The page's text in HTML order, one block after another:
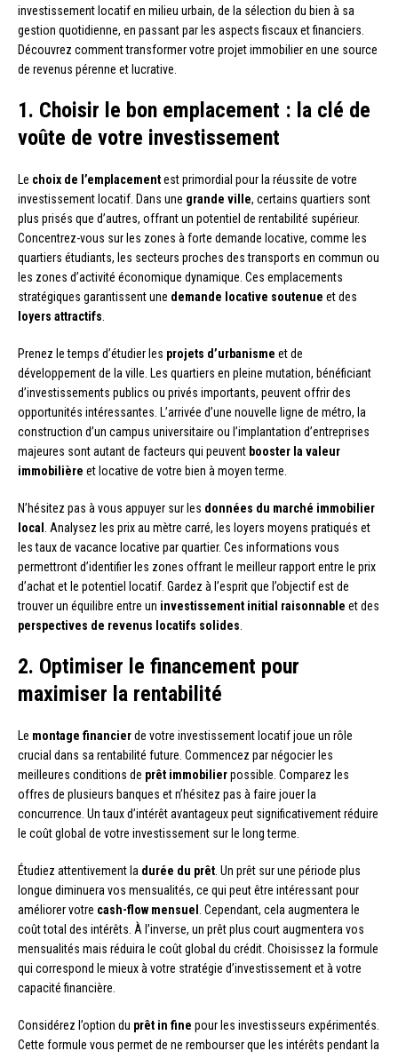
investissement locatif en milieu urbain, de la sélection du bien à sa
gestion quotidienne, en passant par les aspects fiscaux et financiers.
Découvrez comment transformer votre projet immobilier en une source
de revenus pérenne et lucrative.
1. Choisir le bon emplacement : la clé de
voûte de votre investissement
Le choix de l’emplacementest primordial pour la réussite de votre
investissement locatif. Dans une grande ville, certains quartiers sont
plus prisés que d’autres, offrant un potentiel de rentabilité supérieur.
Concentrez-vous sur les zones à forte demande locative, comme les
quartiers étudiants, les secteurs proches des transports en commun ou
les zones d’activité économique dynamique. Ces emplacements
stratégiques garantissent une demande locative soutenue et des
loyers attractifs.
Prenez le temps d’étudier les projets d’urbanisme et de
développement de la ville. Les quartiers en pleine mutation, bénéficiant
d’investissements publics ou privés importants, peuvent offrir des
opportunités intéressantes. L’arrivée d’une nouvelle ligne de métro, la
construction d’un campus universitaire ou l’implantation d’entreprises
majeures sont autant de facteurs qui peuvent booster la valeur
immobilière et locative de votre bien à moyen terme.
N’hésitez pas à vous appuyer sur les données du marché immobilier
local . Analysez les prix au mètre carré, les loyers moyens pratiqués et
les taux de vacance locative par quartier. Ces informations vous
permettront d’identifier les zones offrant le meilleur rapport entre le prix
d’achat et le potentiel locatif. Gardez à l’esprit que l’objectif est de
trouver un équilibre entre un investissement initial raisonnable et des
perspectives de revenus locatifs solides.
2. Optimiser le financement pour
maximiser la rentabilité
Le montage financierde votre investissement locatif joue un rôle
crucial dans sa rentabilité future. Commencez par négocier les
meilleures conditions de prêt immobilierpossible. Comparez les
offres de plusieurs banques et n’hésitez pas à faire jouer la
concurrence. Un taux d’intérêt avantageux peut significativement réduire
le coût global de votre investissement sur le long terme.
Étudiez attentivement la durée du prêt. Un prêt sur une période plus
longue diminuera vos mensualités, ce qui peut être intéressant pour
améliorer votre cash-flow mensuel . Cependant, cela augmentera le
coût total des intérêts. À l’inverse, un prêt plus court augmentera vos
mensualités mais réduira le coût global du crédit. Choisissez la formule
qui correspond le mieux à votre stratégie d’investissement et à votre
capacité financière.
Considérez l’option du prêt in fine pour les investisseurs expérimentés.
Cette formule vous permet de ne rembourser que les intérêts pendant la